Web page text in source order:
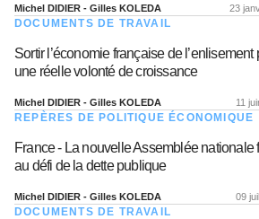
Michel DIDIER - Gilles KOLEDA 23
DOCUMENTS DE TRAVAIL
Sortir l’économie française de l’enlisement
une réelle volonté de croissance
Michel DIDIER - Gilles KOLEDA 11
REPÈRES DE POLITIQUE ÉCONOMIQUE
France - La nouvelle Assemblée nationale
au défi de la dette publique
Michel DIDIER - Gilles KOLEDA 09
DOCUMENTS DE TRAVAIL